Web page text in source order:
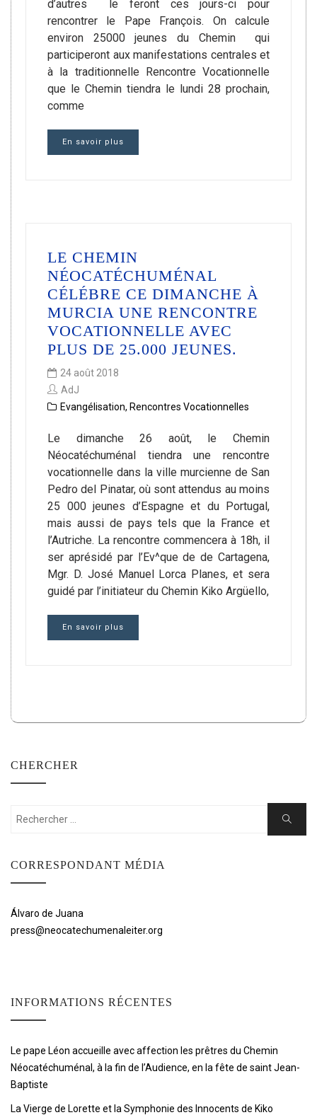
d’autres le feront ces jours-ci pour
rencontrer le Pape François. On calcule
environ 25000 jeunes du Chemin qui
participeront aux manifestations centrales et
à la traditionnelle Rencontre Vocationnelle
que le Chemin tiendra le lundi 28 prochain,
comme
En savoir plus
LE CHEMIN
NÉOCATÉCHUMÉNAL
CÉLÉBRE CE DIMANCHE À
MURCIA UNE RENCONTRE
VOCATIONNELLE AVEC
PLUS DE 25.000 JEUNES.
24 août 2018
AdJ
Evangélisation, Rencontres Vocationnelles
Le dimanche 26 août, le Chemin
Néocatéchuménal tiendra une rencontre
vocationnelle dans la ville murcienne de San
Pedro del Pinatar, où sont attendus au moins
25 000 jeunes d’Espagne et du Portugal,
mais aussi de pays tels que la France et
l’Autriche. La rencontre commencera à 18h, il
ser aprésidé par l’Ev^que de de Cartagena,
Mgr. D. José Manuel Lorca Planes, et sera
guidé par l’initiateur du Chemin Kiko Argüello,
En savoir plus
CHERCHER
Rechercher:
Chercher
CORRESPONDANT MÉDIA
Álvaro de Juana
press@neocatechumenaleiter.org
INFORMATIONS RÉCENTES
Le pape Léon accueille avec affection les prêtres du Chemin
Néocatéchuménal, à la fin de l’Audience, en la fête de saint Jean-
Baptiste
La Vierge de Lorette et la Symphonie des Innocents de Kiko